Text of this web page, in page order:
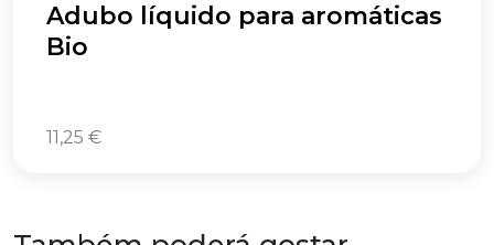
Adubo líquido para aromáticas
Bio
11,25 €